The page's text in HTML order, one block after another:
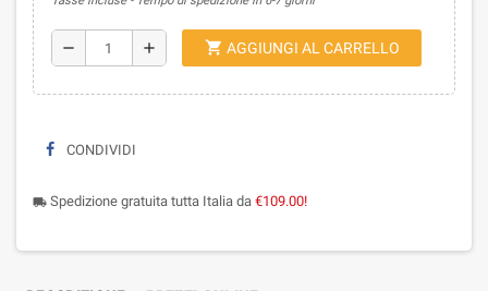
remove add shopping_cart AGGIUNGI AL CARRELLO
CONDIVIDI
local_shipping Spedizione gratuita tutta Italia da €109.00!